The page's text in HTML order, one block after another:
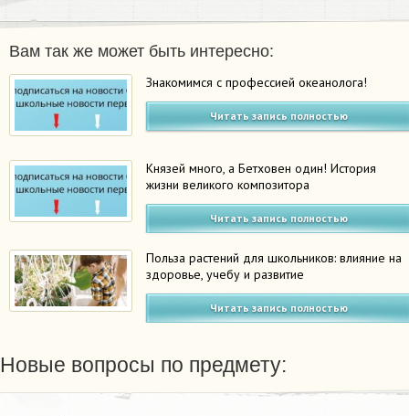
Вам так же может быть интересно:
Знакомимся с профессией океанолога!
Читать запись полностью
Князей много, а Бетховен один! История
жизни великого композитора
Читать запись полностью
Польза растений для школьников: влияние на
здоровье, учебу и развитие
Читать запись полностью
Новые вопросы по предмету: